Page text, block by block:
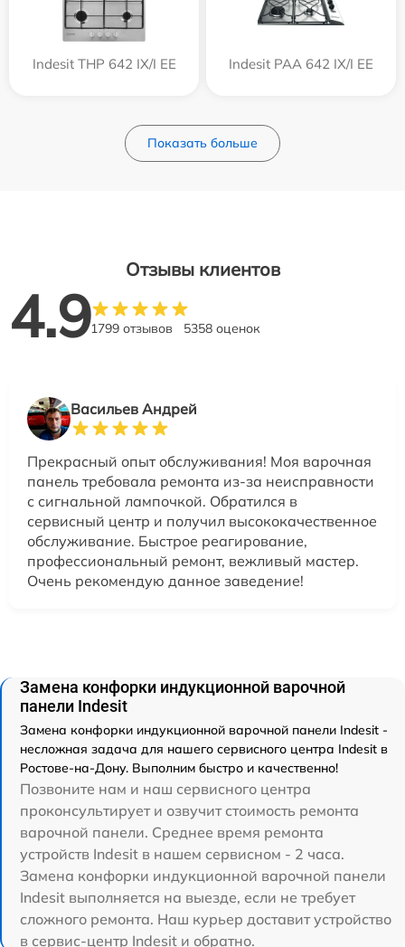
Indesit THP 642 IX/I EE Indesit PAA 642 IX/I EE
Показать больше
Отзывы клиентов
4.91799 отзывов 5358 оценок
Васильев Андрей
Прекрасный опыт обслуживания! Моя варочная
панель требовала ремонта из-за неисправности
с сигнальной лампочкой. Обратился в
сервисный центр и получил высококачественное
обслуживание. Быстрое реагирование,
профессиональный ремонт, вежливый мастер.
Очень рекомендую данное заведение!
Замена конфорки индукционной варочной
панели Indesit
Замена конфорки индукционной варочной панели Indesit -
несложная задача для нашего сервисного центра Indesit в
Ростове-на-Дону. Выполним быстро и качественно!
Позвоните нам и наш сервисного центра
проконсультирует и озвучит стоимость ремонта
варочной панели. Среднее время ремонта
устройств Indesit в нашем сервисном - 2 часа.
Замена конфорки индукционной варочной панели
Indesit выполняется на выезде, если не требует
сложного ремонта. Наш курьер доставит устройство
в сервис-центр Indesit и обратно.